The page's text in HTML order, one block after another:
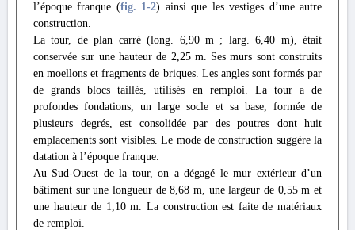
l’époque franque (fig. 1-2) ainsi que les vestiges d’une autre
construction.
La tour, de plan carré (long. 6,90 m ; larg. 6,40 m), était
conservée sur une hauteur de 2,25 m. Ses murs sont construits
en moellons et fragments de briques. Les angles sont formés par
de grands blocs taillés, utilisés en remploi. La tour a de
profondes fondations, un large socle et sa base, formée de
plusieurs degrés, est consolidée par des poutres dont huit
emplacements sont visibles. Le mode de construction suggère la
datation à l’époque franque.
Au Sud-Ouest de la tour, on a dégagé le mur extérieur d’un
bâtiment sur une longueur de 8,68 m, une largeur de 0,55 m et
une hauteur de 1,10 m. La construction est faite de matériaux
de remploi.